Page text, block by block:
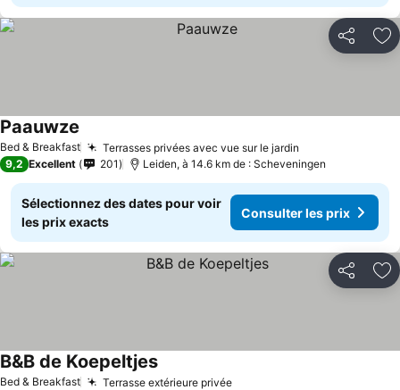
Partager
Bed & Breakfast Terrasses privées avec vue sur le jardin
Paauwze
9,2 Excellent 201 Leiden, à 14.6 km de : Scheveningen
Sélectionnez des dates pour voir
les prix exacts
Consulter les prix
Partager
Bed & Breakfast Terrasse extérieure privée
B&B de Koepeltjes